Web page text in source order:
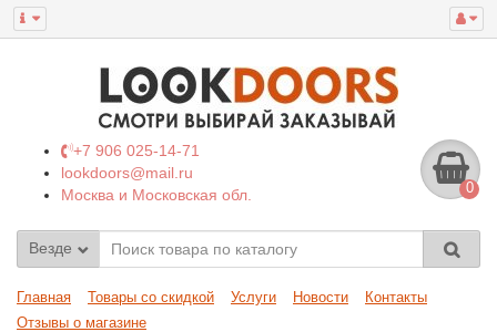
+7 906 025-14-71
lookdoors@mail.ru
Москва и Московская обл.
0
Везде
Главная Товары со скидкой Услуги Новости
Контакты
Отзывы о магазине